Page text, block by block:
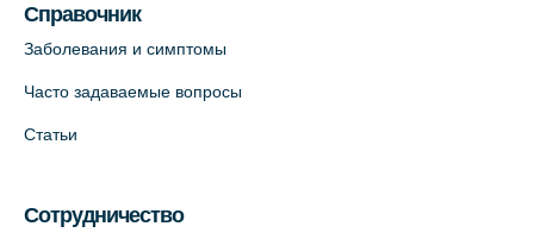
Справочник
Заболевания и симптомы
Часто задаваемые вопросы
Статьи
Сотрудничество